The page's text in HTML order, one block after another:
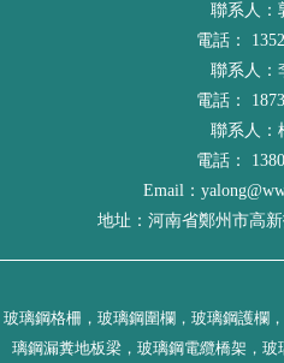
聯系人：
電話：
聯系人：
電話：
聯系人：
電話：
Email：
地址：河南省鄭州市高
玻璃鋼格柵，玻璃鋼圍欄，玻璃鋼護欄
璃鋼漏糞地板梁，玻璃鋼電纜橋架，